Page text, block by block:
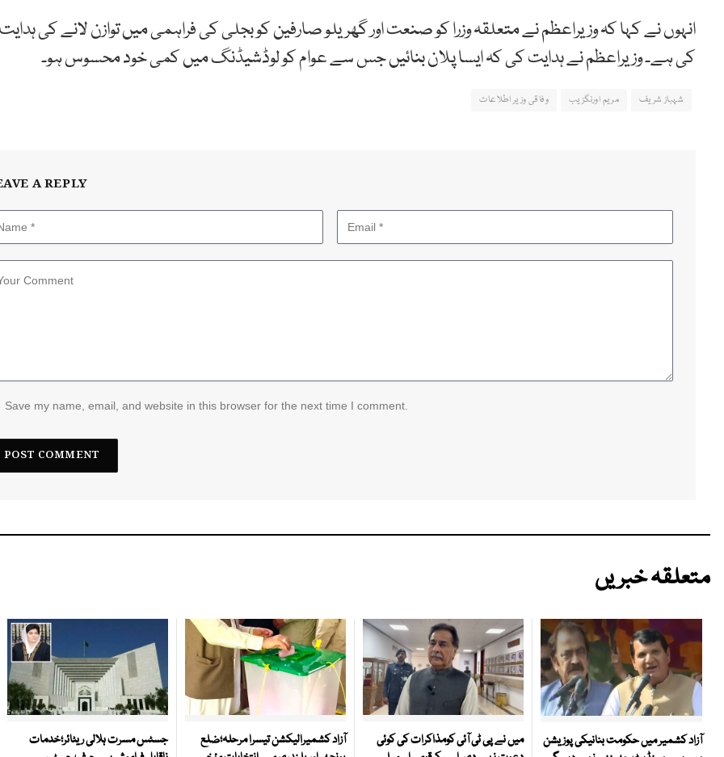
انہوں نے کہا کہ وزیراعظم نے متعلقہ وزرا کو صنعت اور گھریلو صارفین کو بجلی کی فراہمی میں توازن لانے کی ہدایت
کی ہے۔ وزیراعظم نے ہدایت کی کہ ایسا پلان بنائیں جس سے عوام کو لوڈشیڈنگ میں کمی خود محسوس ہو۔
شہباز شریف مریم اورنگزیب وفاقی وزیر اطلاعات
A REPLY
Save my name, email, and website in this browser for the next time I comment.
متعلقہ خبریں
آزاد کشمیر میں حکومت بنانیکی پوزیشن
میں نے پی ٹی آئی کومذاکرات کی کوئی
آزاد کشمیرالیکشن تیسرا مرحلہ؛ضلع
جسٹس مسرت ہلالی ریٹائر؛خدمات